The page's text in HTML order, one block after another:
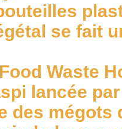
se fait
Waste
lancée
des mégots